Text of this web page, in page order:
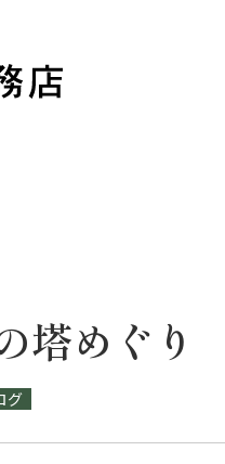
塔めぐり
グ